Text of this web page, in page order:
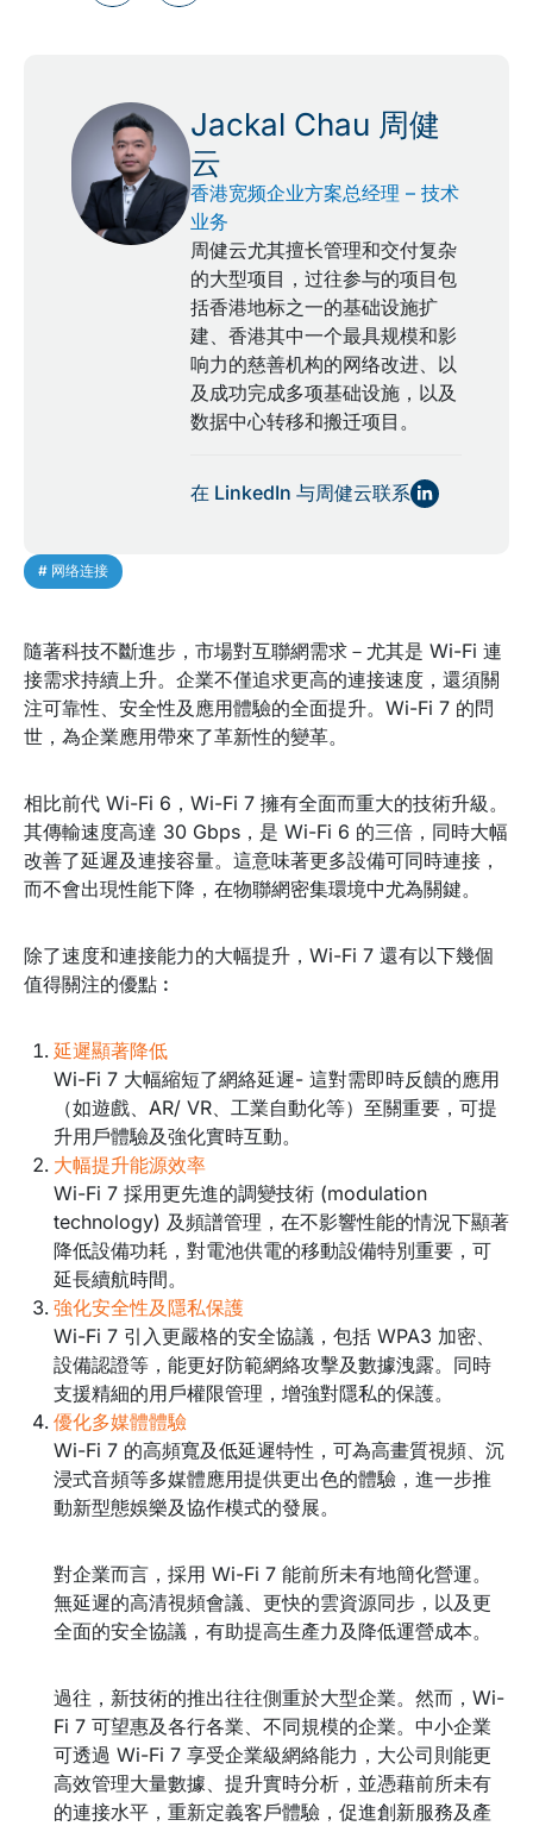
Jackal Chau 周健
云
香港宽频企业方案总经理 – 技术
业务
周健云尤其擅长管理和交付复杂
的大型项目，过往参与的项目包
括香港地标之一的基础设施扩
建、香港其中一个最具规模和影
响力的慈善机构的网络改进、以
及成功完成多项基础设施，以及
数据中心转移和搬迁项目。
在 LinkedIn 与周健云联系
# 网络连接
隨著科技不斷進步，市場對互聯網需求－尤其是 Wi-Fi 連
接需求持續上升。企業不僅追求更高的連接速度，還須關
注可靠性、安全性及應用體驗的全面提升。Wi-Fi 7 的問
世，為企業應用帶來了革新性的變革。
相比前代 Wi-Fi 6，Wi-Fi 7 擁有全面而重大的技術升級。
其傳輸速度高達 30 Gbps，是 Wi-Fi 6 的三倍，同時大幅
改善了延遲及連接容量。這意味著更多設備可同時連接，
而不會出現性能下降，在物聯網密集環境中尤為關鍵。
除了速度和連接能力的大幅提升，Wi-Fi 7 還有以下幾個
值得關注的優點︰
延遲顯著降低
Wi-Fi 7 大幅縮短了網絡延遲- 這對需即時反饋的應用
（如遊戲、AR/ VR、工業自動化等）至關重要，可提
升用戶體驗及強化實時互動。
大幅提升能源效率
Wi-Fi 7 採用更先進的調變技術 (modulation
technology) 及頻譜管理，在不影響性能的情況下顯著
降低設備功耗，對電池供電的移動設備特別重要，可
延長續航時間。
強化安全性及隱私保護
Wi-Fi 7 引入更嚴格的安全協議，包括 WPA3 加密、
設備認證等，能更好防範網絡攻擊及數據洩露。同時
支援精細的用戶權限管理，增強對隱私的保護。
優化多媒體體驗
Wi-Fi 7 的高頻寬及低延遲特性，可為高畫質視頻、沉
浸式音頻等多媒體應用提供更出色的體驗，進一步推
動新型態娛樂及協作模式的發展。
對企業而言，採用 Wi-Fi 7 能前所未有地簡化營運。
無延遲的高清視頻會議、更快的雲資源同步，以及更
全面的安全協議，有助提高生產力及降低運營成本。
過往，新技術的推出往往側重於大型企業。然而，Wi-
Fi 7 可望惠及各行各業、不同規模的企業。中小企業
可透過 Wi-Fi 7 享受企業級網絡能力，大公司則能更
高效管理大量數據、提升實時分析，並憑藉前所未有
的連接水平，重新定義客戶體驗，促進創新服務及產